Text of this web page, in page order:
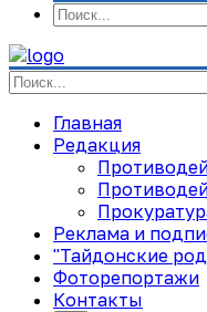
Главная
Редакция
Реклама и
"Тайдонские
Фоторепортажи
Контакты